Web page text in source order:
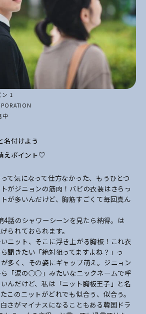
ン 1
中
名付けよう
えポイント♡
て気になって仕方なかった、もうひとつ
がジニョンの筋肉！バビの衣装はさらっ
が多いんだけど、胸筋すごくて毎回真ん
4話のシャワーシーンを見たら納得。は
られておられます。
ニット、そこに浮き上がる胸板！これ衣
聞きたい「絶対狙ってますよね？」っ
多く、その姿にギャップ萌え。ジニョン
ら「涙の○○」みたいなニックネームで呼
いんだけど、私は「ニット胸板王子」と名
このニットがどれでも似合う、似合う。
さがマイナスになることもある韓国ドラ